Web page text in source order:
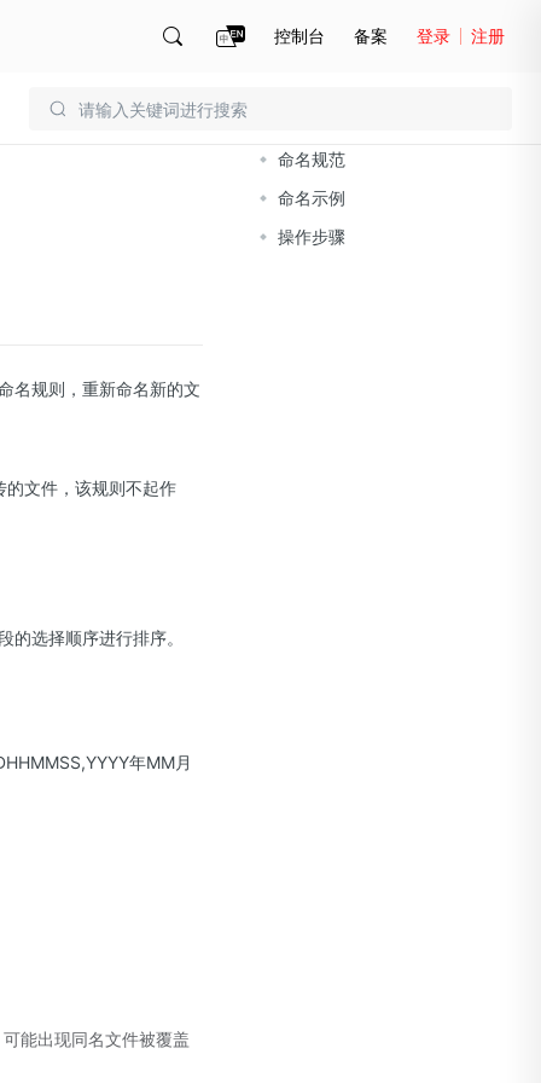
控制台 备案 登录 注册
名规则，重新命名新的文
的文件，该规则不起作
选择顺序进行排序。
年MM月
能出现同名文件被覆盖
命名规范
命名示例
操作步骤